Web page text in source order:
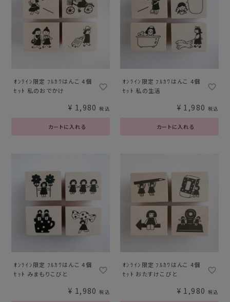
ｵﾝﾗｲﾝ限定 ﾌﾙｶﾜはんこ 4個
ｾｯﾄ 私のおでかけ
カートに入れる
¥ 1,980 税込
ｵﾝﾗｲﾝ限定 ﾌﾙｶﾜはんこ 4個
ｾｯﾄ 私の生活
カートに入れる
¥ 1,980 税込
ｵﾝﾗｲﾝ限定 ﾌﾙｶﾜはんこ 4個
ｾｯﾄ みまもりこびと
¥ 1,980 税込
ｵﾝﾗｲﾝ限定 ﾌﾙｶﾜはんこ 4個
ｾｯﾄ おたすけこびと
¥ 1,980 税込